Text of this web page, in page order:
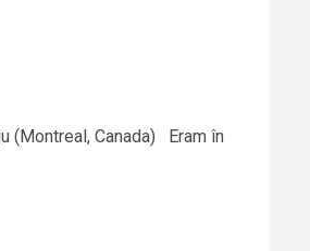
(Montreal, Canada) Eram în